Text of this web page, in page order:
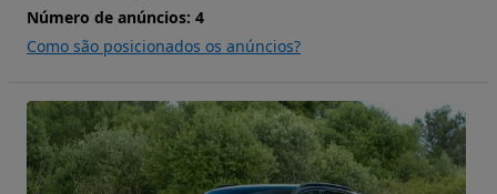
Número de anúncios: 4
Como são posicionados os anúncios?